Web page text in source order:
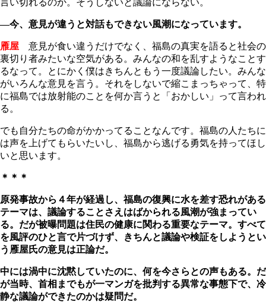
―今、意見が違うと対話もできない風潮になっています。
雁屋 意見が食い違うだけでなく、福島の真実を語ると社会の
裏切り者みたいな空気がある。みんなの和を乱すようなことす
るなって。とにかく僕はきちんともう一度議論したい。みんな
がいろんな意見を言う。それをしないで縮こまっちゃって、特
に福島では放射能のことを何か言うと「おかしい」って言われ
る。
でも自分たちの命がかかってることなんです。福島の人たちに
は声を上げてもらいたいし、福島から逃げる勇気を持ってほし
いと思います。
＊＊＊
原発事故から４年が経過し、福島の復興に水を差す恐れがある
テーマは、議論することさえはばかられる風潮が強まってい
る。だが被曝問題は住民の健康に関わる重要なテーマ。すべて
を風評のひと言で片づけず、きちんと議論や検証をしようとい
う雁屋氏の意見は正論だ。
中には渦中に沈黙していたのに、何を今さらとの声もある。だ
が当時、首相までもが一マンガを批判する異常な事態下で、冷
静な議論ができたのかは疑問だ。